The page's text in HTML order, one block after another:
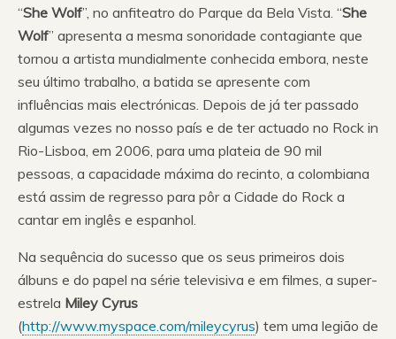
“She Wolf”, no anfiteatro do Parque da Bela Vista. “She
Wolf” apresenta a mesma sonoridade contagiante que
tornou a artista mundialmente conhecida embora, neste
seu último trabalho, a batida se apresente com
influências mais electrónicas. Depois de já ter passado
algumas vezes no nosso país e de ter actuado no Rock in
Rio-Lisboa, em 2006, para uma plateia de 90 mil
pessoas, a capacidade máxima do recinto, a colombiana
está assim de regresso para pôr a Cidade do Rock a
cantar em inglês e espanhol.
Na sequência do sucesso que os seus primeiros dois
álbuns e do papel na série televisiva e em filmes, a super-
estrela Miley Cyrus
(http://www.myspace.com/mileycyrus) tem uma legião de